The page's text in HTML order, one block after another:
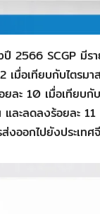
2566 SCGP มีร
เมื่อเทียบกับไตรม
ละ 10 เมื่อเทียบกั
ละลดลงร้อยละ 11
งออกไปยังประเท